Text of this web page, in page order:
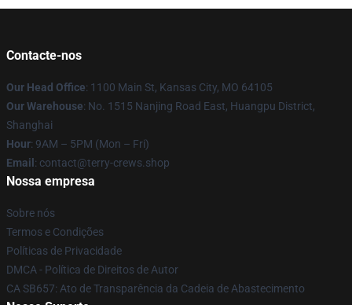
Contacte-nos
Our Head Office: 1100 Main St, Kansas City, MO 64105
Our Warehouse: No. 1515 Nanjing Road East, Huangpu District,
Shanghai
Hour: 9AM – 5PM (Mon – Fri)
Email : contact@terry-crews.shop
Nossa empresa
Sobre nós
Termos e Condições
Políticas de Privacidade
DMCA - Política de Direitos de Autor
CA SB657: Ato de Transparência da Cadeia de Abastecimento